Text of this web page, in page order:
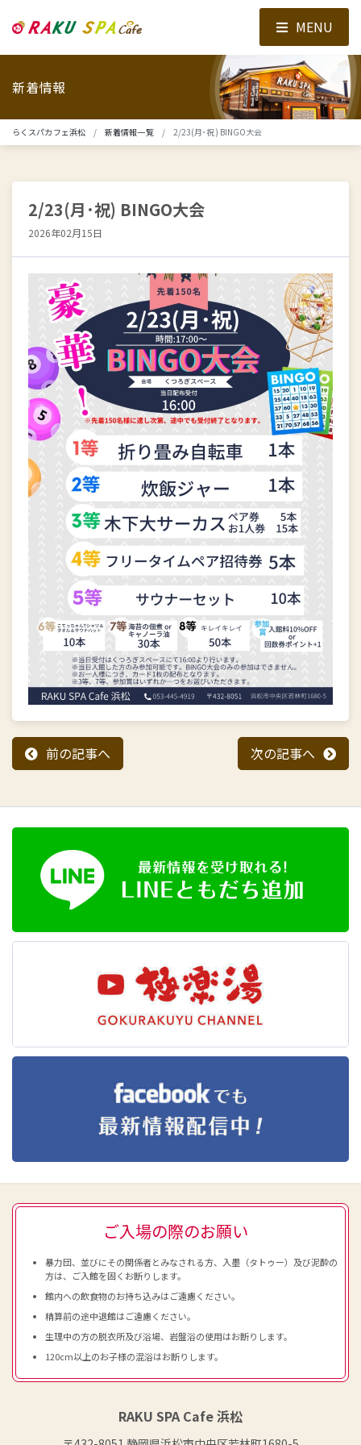
新着情報
らくスパカフェ浜松 新着情報一覧 2/23(月･祝) BINGO大会
2/23(月･祝) BINGO大会
2026年02月15日
前の記事へ 次の記事へ
ご入場の際のお願い
暴力団、並びにその関係者とみなされる方、入墨（タトゥー）及び泥酔の
方は、ご入館を固くお断りします。
館内への飲食物のお持ち込みはご遠慮ください。
精算前の途中退館はご遠慮ください。
生理中の方の脱衣所及び浴場、岩盤浴の使用はお断りします。
120cm以上のお子様の混浴はお断りします。
RAKU SPA Cafe 浜松
MENU